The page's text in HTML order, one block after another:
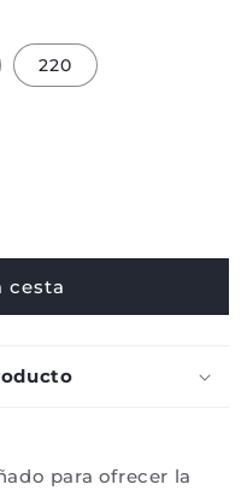
220
cesta
para ofrecer la